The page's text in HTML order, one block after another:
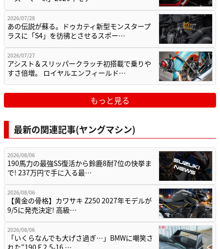
2026/08/06
190馬力の最強SS復活から鈴鹿8耐7位の快挙ま
で! 237万円で手に入る最…
2026/08/06
【黄金の骨格】カワサキ Z250 2027年モデルが
9/5に発売決定! 高級…
2026/08/06
「いくらなんでも大げさ過ぎ…」BMWに嘲笑さ
「会話が途切れるストレスとおさらば!」古いイ
ンカムの下取りで最新ハイブリッド…
2026/08/05
驚異のスーパーチャージャー! 200馬力のモンス
ターが再び。カワサキ「Z H…
もっと見る
最新の関連記事(BMWモトラッド)